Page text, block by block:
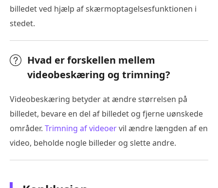
billedet ved hjælp af skærmoptagelsesfunktionen i
stedet.
Hvad er forskellen mellem
videobeskæring og trimning?
Videobeskæring betyder at ændre størrelsen på
billedet, bevare en del af billedet og fjerne uønskede
områder. Trimning af videoervil ændre længden af en
video, beholde nogle billeder og slette andre.